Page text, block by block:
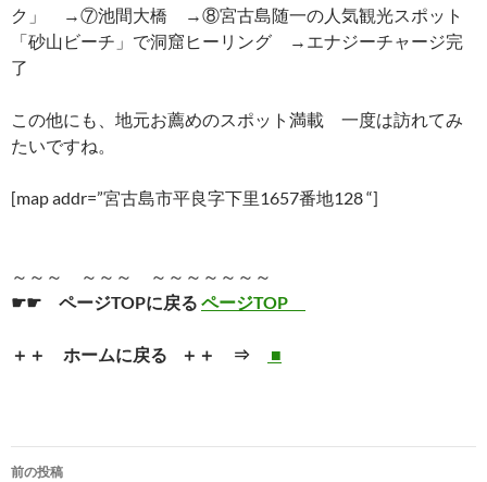
ク」 →⑦池間大橋 →⑧宮古島随一の人気観光スポット
「砂山ビーチ」で洞窟ヒーリング →エナジーチャージ完
了
この他にも、地元お薦めのスポット満載 一度は訪れてみ
たいですね。
[map addr=”宮古島市平良字下里1657番地128 “]
～～～ ～～～ ～～～～～～～
☛☛ ページTOPに戻る ページTOP
＋＋ ホームに戻る ＋＋ ⇒ ■
投
前の投稿